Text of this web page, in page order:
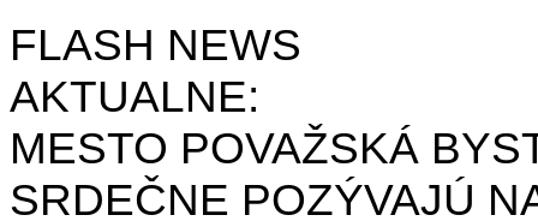
FLASH NEWS
AKTUALNE:
MESTO POVAŽSKÁ
SRDEČNE POZÝVAJÚ